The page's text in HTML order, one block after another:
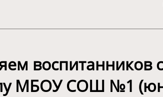
воспитанников
МБОУ СОШ №1